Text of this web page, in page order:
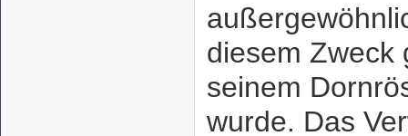
diesem Zweck
seinem
wurde. Das